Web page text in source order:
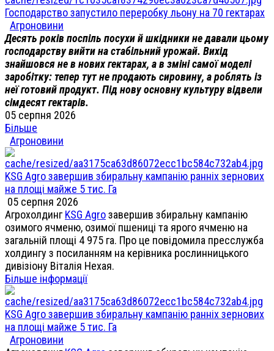
Господарство запустило переробку льону на 70 гектарах
Агроновини
Десять років поспіль посухи й шкідники не давали цьому
господарству вийти на стабільний урожай. Вихід
знайшовся не в нових гектарах, а в зміні самої моделі
заробітку: тепер тут не продають сировину, а роблять із
неї готовий продукт. Під нову основну культуру відвели
сімдесят гектарів.
05 серпня 2026
Більше
Агроновини
KSG Agro завершив збиральну кампанію ранніх зернових
на площі майже 5 тис. Га
05 серпня 2026
АгрохолдингKSG Agroзавершив збиральну кампанію
озимого ячменю, озимої пшениці та ярого ячменю на
загальній площі 4 975 га. Про це повідомила пресслужба
холдингу з посиланням на керівника рослинницького
дивізіону Віталія Нехая.
Більше інформації
KSG Agro завершив збиральну кампанію ранніх зернових
на площі майже 5 тис. Га
Агроновини